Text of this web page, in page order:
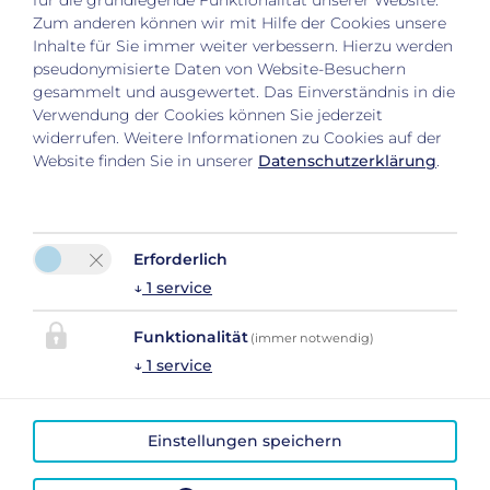
Bitte aktivieren Sie in den Cookie
Einstellungen die Option "Funktionalität" für
die korrekte Map-Darstellung
Cookie Einstellungen
Zum anderen können wir mit Hilfe der Cookies unsere
Inhalte für Sie immer weiter verbessern. Hierzu werden
pseudonymisierte Daten von Website-Besuchern
gesammelt und ausgewertet. Das Einverständnis in die
Verwendung der Cookies können Sie jederzeit
widerrufen. Weitere Informationen zu Cookies auf der
Website finden Sie in unserer Datenschutzerklärung.
Erforderlich
↓ 1 service
Funktionalität (immer notwendig)
↓ 1 service
Einstellungen speichern